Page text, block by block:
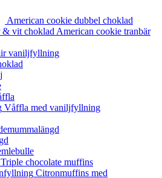
American cookie dubbel choklad
American cookie tranbär
vaniljfyllning
Våffla med vaniljfyllning
Triple chocolate muffins
Citronmuffins med